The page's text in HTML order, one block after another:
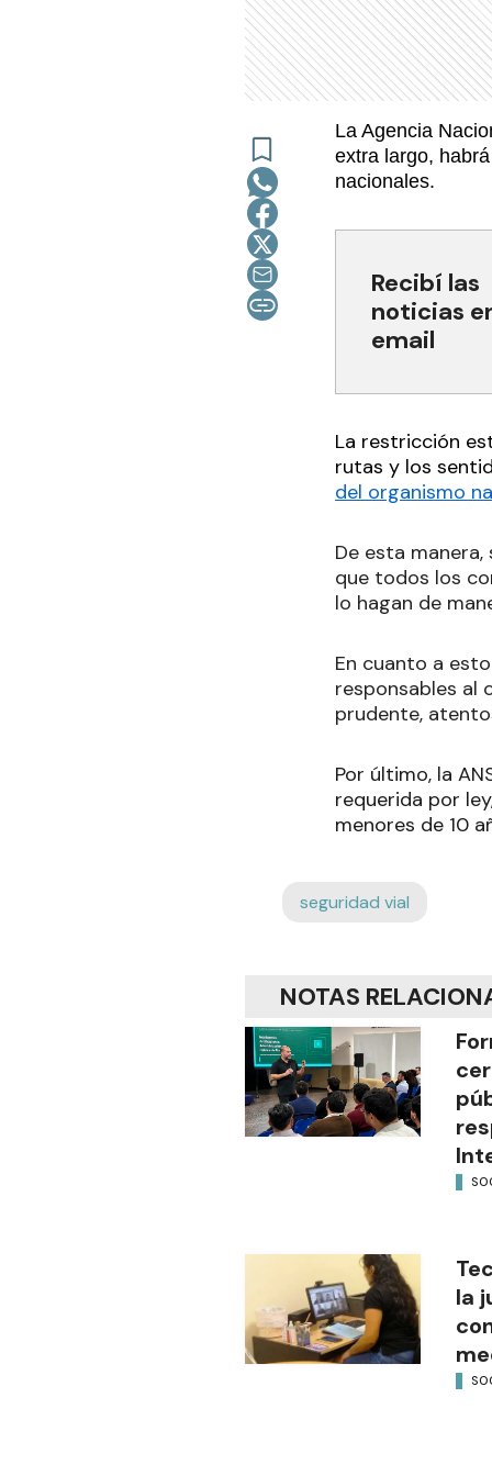
La Agencia
extra largo,
nacionales.
Recibí las
noticias
email
La restricción
rutas y los
del organismo
De esta
que todos los
lo hagan de
En cuanto a
responsables al
prudente,
Por último, la
requerida por
menores de 10
seguridad vial
NOTAS
la